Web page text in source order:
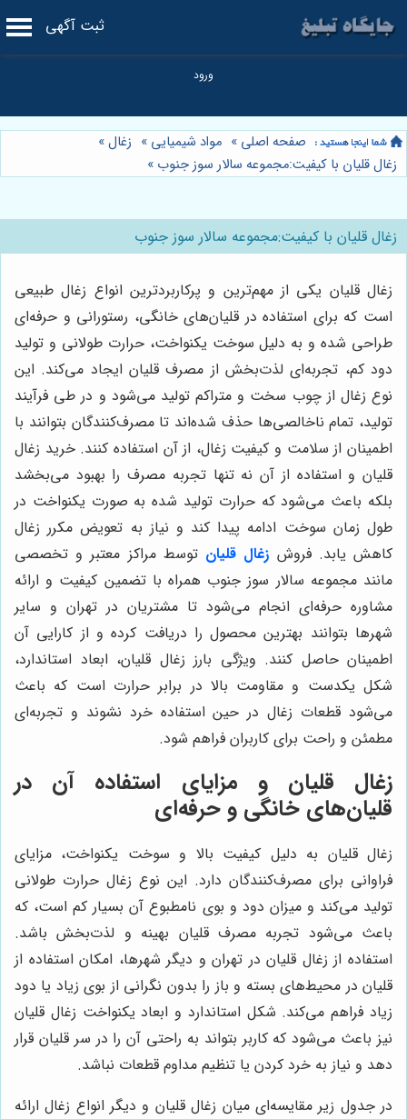
ثبت آگهی
صفحه اصلی » مواد شیمیایی » زغال»
زغال قلیان با کیفیت:مجموعه سالار سوز جنوب »
زغال قلیان با کیفیت:مجموعه سالار سوز جنوب
زغال قلیان یکی از مهم‌ترین و پرکاربردترین انواع زغال طبیعی
است که برای استفاده در قلیان‌های خانگی، رستورانی و حرفه‌ای
طراحی شده و به دلیل سوخت یکنواخت، حرارت طولانی و تولید
دود کم، تجربه‌ای لذت‌بخش از مصرف قلیان ایجاد می‌کند. این
نوع زغال از چوب سخت و متراکم تولید می‌شود و در طی فرآیند
تولید، تمام ناخالصی‌ها حذف شده‌اند تا مصرف‌کنندگان بتوانند با
اطمینان از سلامت و کیفیت زغال، از آن استفاده کنند. خرید زغال
قلیان و استفاده از آن نه تنها تجربه مصرف را بهبود می‌بخشد
بلکه باعث می‌شود که حرارت تولید شده به صورت یکنواخت در
طول زمان سوخت ادامه پیدا کند و نیاز به تعویض مکرر زغال
کاهش یابد. فروش زغال قلیان توسط مراکز معتبر و تخصصی
مانند مجموعه سالار سوز جنوب همراه با تضمین کیفیت و ارائه
مشاوره حرفه‌ای انجام می‌شود تا مشتریان در تهران و سایر
شهرها بتوانند بهترین محصول را دریافت کرده و از کارایی آن
اطمینان حاصل کنند. ویژگی بارز زغال قلیان، ابعاد استاندارد،
شکل یکدست و مقاومت بالا در برابر حرارت است که باعث
می‌شود قطعات زغال در حین استفاده خرد نشوند و تجربه‌ای
مطمئن و راحت برای کاربران فراهم شود.
زغال قلیان و مزایای استفاده آن در
قلیان‌های خانگی و حرفه‌ای
زغال قلیان به دلیل کیفیت بالا و سوخت یکنواخت، مزایای
فراوانی برای مصرف‌کنندگان دارد. این نوع زغال حرارت طولانی
تولید می‌کند و میزان دود و بوی نامطبوع آن بسیار کم است، که
باعث می‌شود تجربه مصرف قلیان بهینه و لذت‌بخش باشد.
استفاده از زغال قلیان در تهران و دیگر شهرها، امکان استفاده از
قلیان در محیط‌های بسته و باز را بدون نگرانی از بوی زیاد یا دود
زیاد فراهم می‌کند. شکل استاندارد و ابعاد یکنواخت زغال قلیان
نیز باعث می‌شود که کاربر بتواند به راحتی آن را در سر قلیان قرار
دهد و نیاز به خرد کردن یا تنظیم مداوم قطعات نباشد.
در جدول زیر مقایسه‌ای میان زغال قلیان و دیگر انواع زغال ارائه